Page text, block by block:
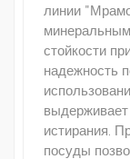
линии
стойкости
надежность
истирания.
посуды